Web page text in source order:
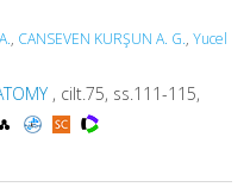
, CANSEVEN KURŞUN A. G., Yucel
, cilt.75, ss.111-115,